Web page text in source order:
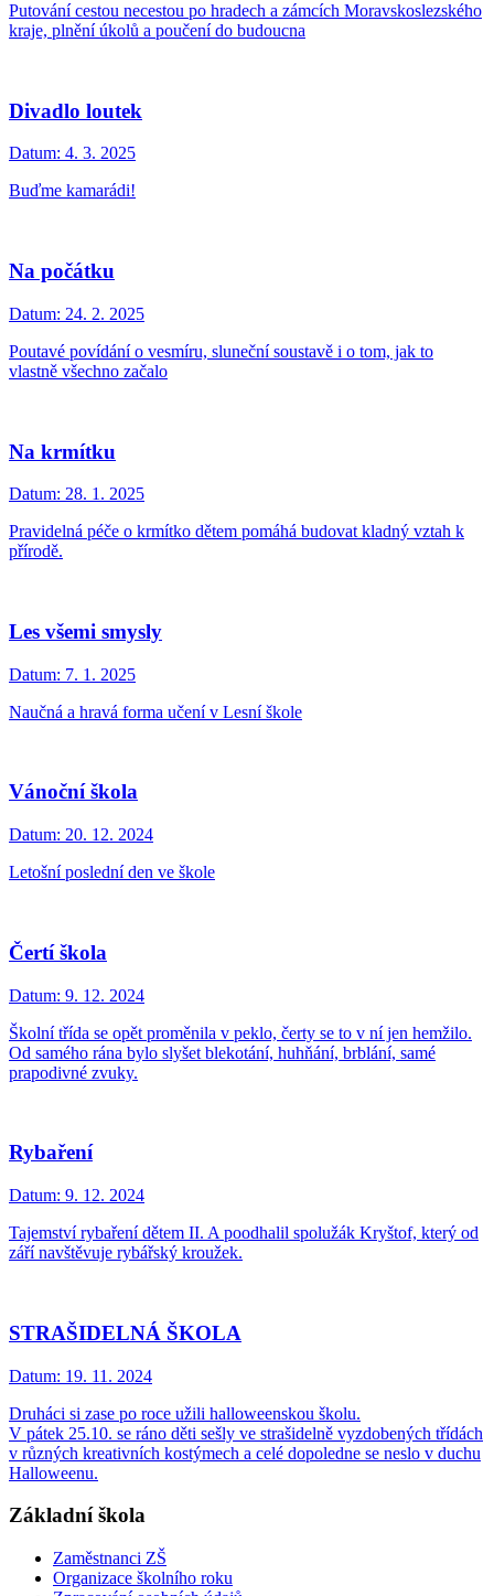
Putování cestou necestou po hradech a zámcích Moravskoslezského
kraje, plnění úkolů a poučení do budoucna
Divadlo loutek
Datum: 4. 3. 2025
Buďme kamarádi!
Na počátku
Datum: 24. 2. 2025
Poutavé povídání o vesmíru, sluneční soustavě i o tom, jak to
vlastně všechno začalo
Na krmítku
Datum: 28. 1. 2025
Pravidelná péče o krmítko dětem pomáhá budovat kladný vztah k
přírodě.
Les všemi smysly
Datum: 7. 1. 2025
Naučná a hravá forma učení v Lesní škole
Vánoční škola
Datum: 20. 12. 2024
Letošní poslední den ve škole
Čertí škola
Datum: 9. 12. 2024
Školní třída se opět proměnila v peklo, čerty se to v ní jen hemžilo.
Od samého rána bylo slyšet blekotání, huhňání, brblání, samé
prapodivné zvuky.
Rybaření
Datum: 9. 12. 2024
Tajemství rybaření dětem II. A poodhalil spolužák Kryštof, který od
září navštěvuje rybářský kroužek.
STRAŠIDELNÁ ŠKOLA
Datum: 19. 11. 2024
Druháci si zase po roce užili halloweenskou školu.
V pátek 25.10. se ráno děti sešly ve strašidelně vyzdobených třídách
v různých kreativních kostýmech a celé dopoledne se neslo v duchu
Halloweenu.
Základní škola
Zaměstnanci ZŠ
Organizace školního roku